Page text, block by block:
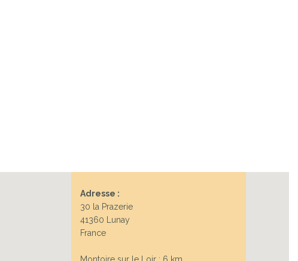
Adresse :
30 la Prazerie
41360 Lunay
France
Montoire sur le Loir : 6 km